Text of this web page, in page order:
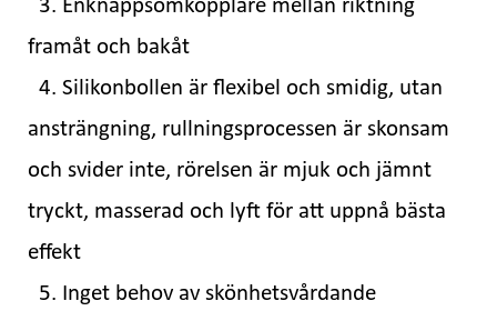
3. Enknappsomkopplare mellan riktning
framåt och bakåt
4. Silikonbollen är flexibel och smidig, utan
ansträngning, rullningsprocessen är skonsam
och svider inte, rörelsen är mjuk och jämnt
tryckt, masserad och lyft för att uppnå bästa
effekt
5. Inget behov av skönhetsvårdande